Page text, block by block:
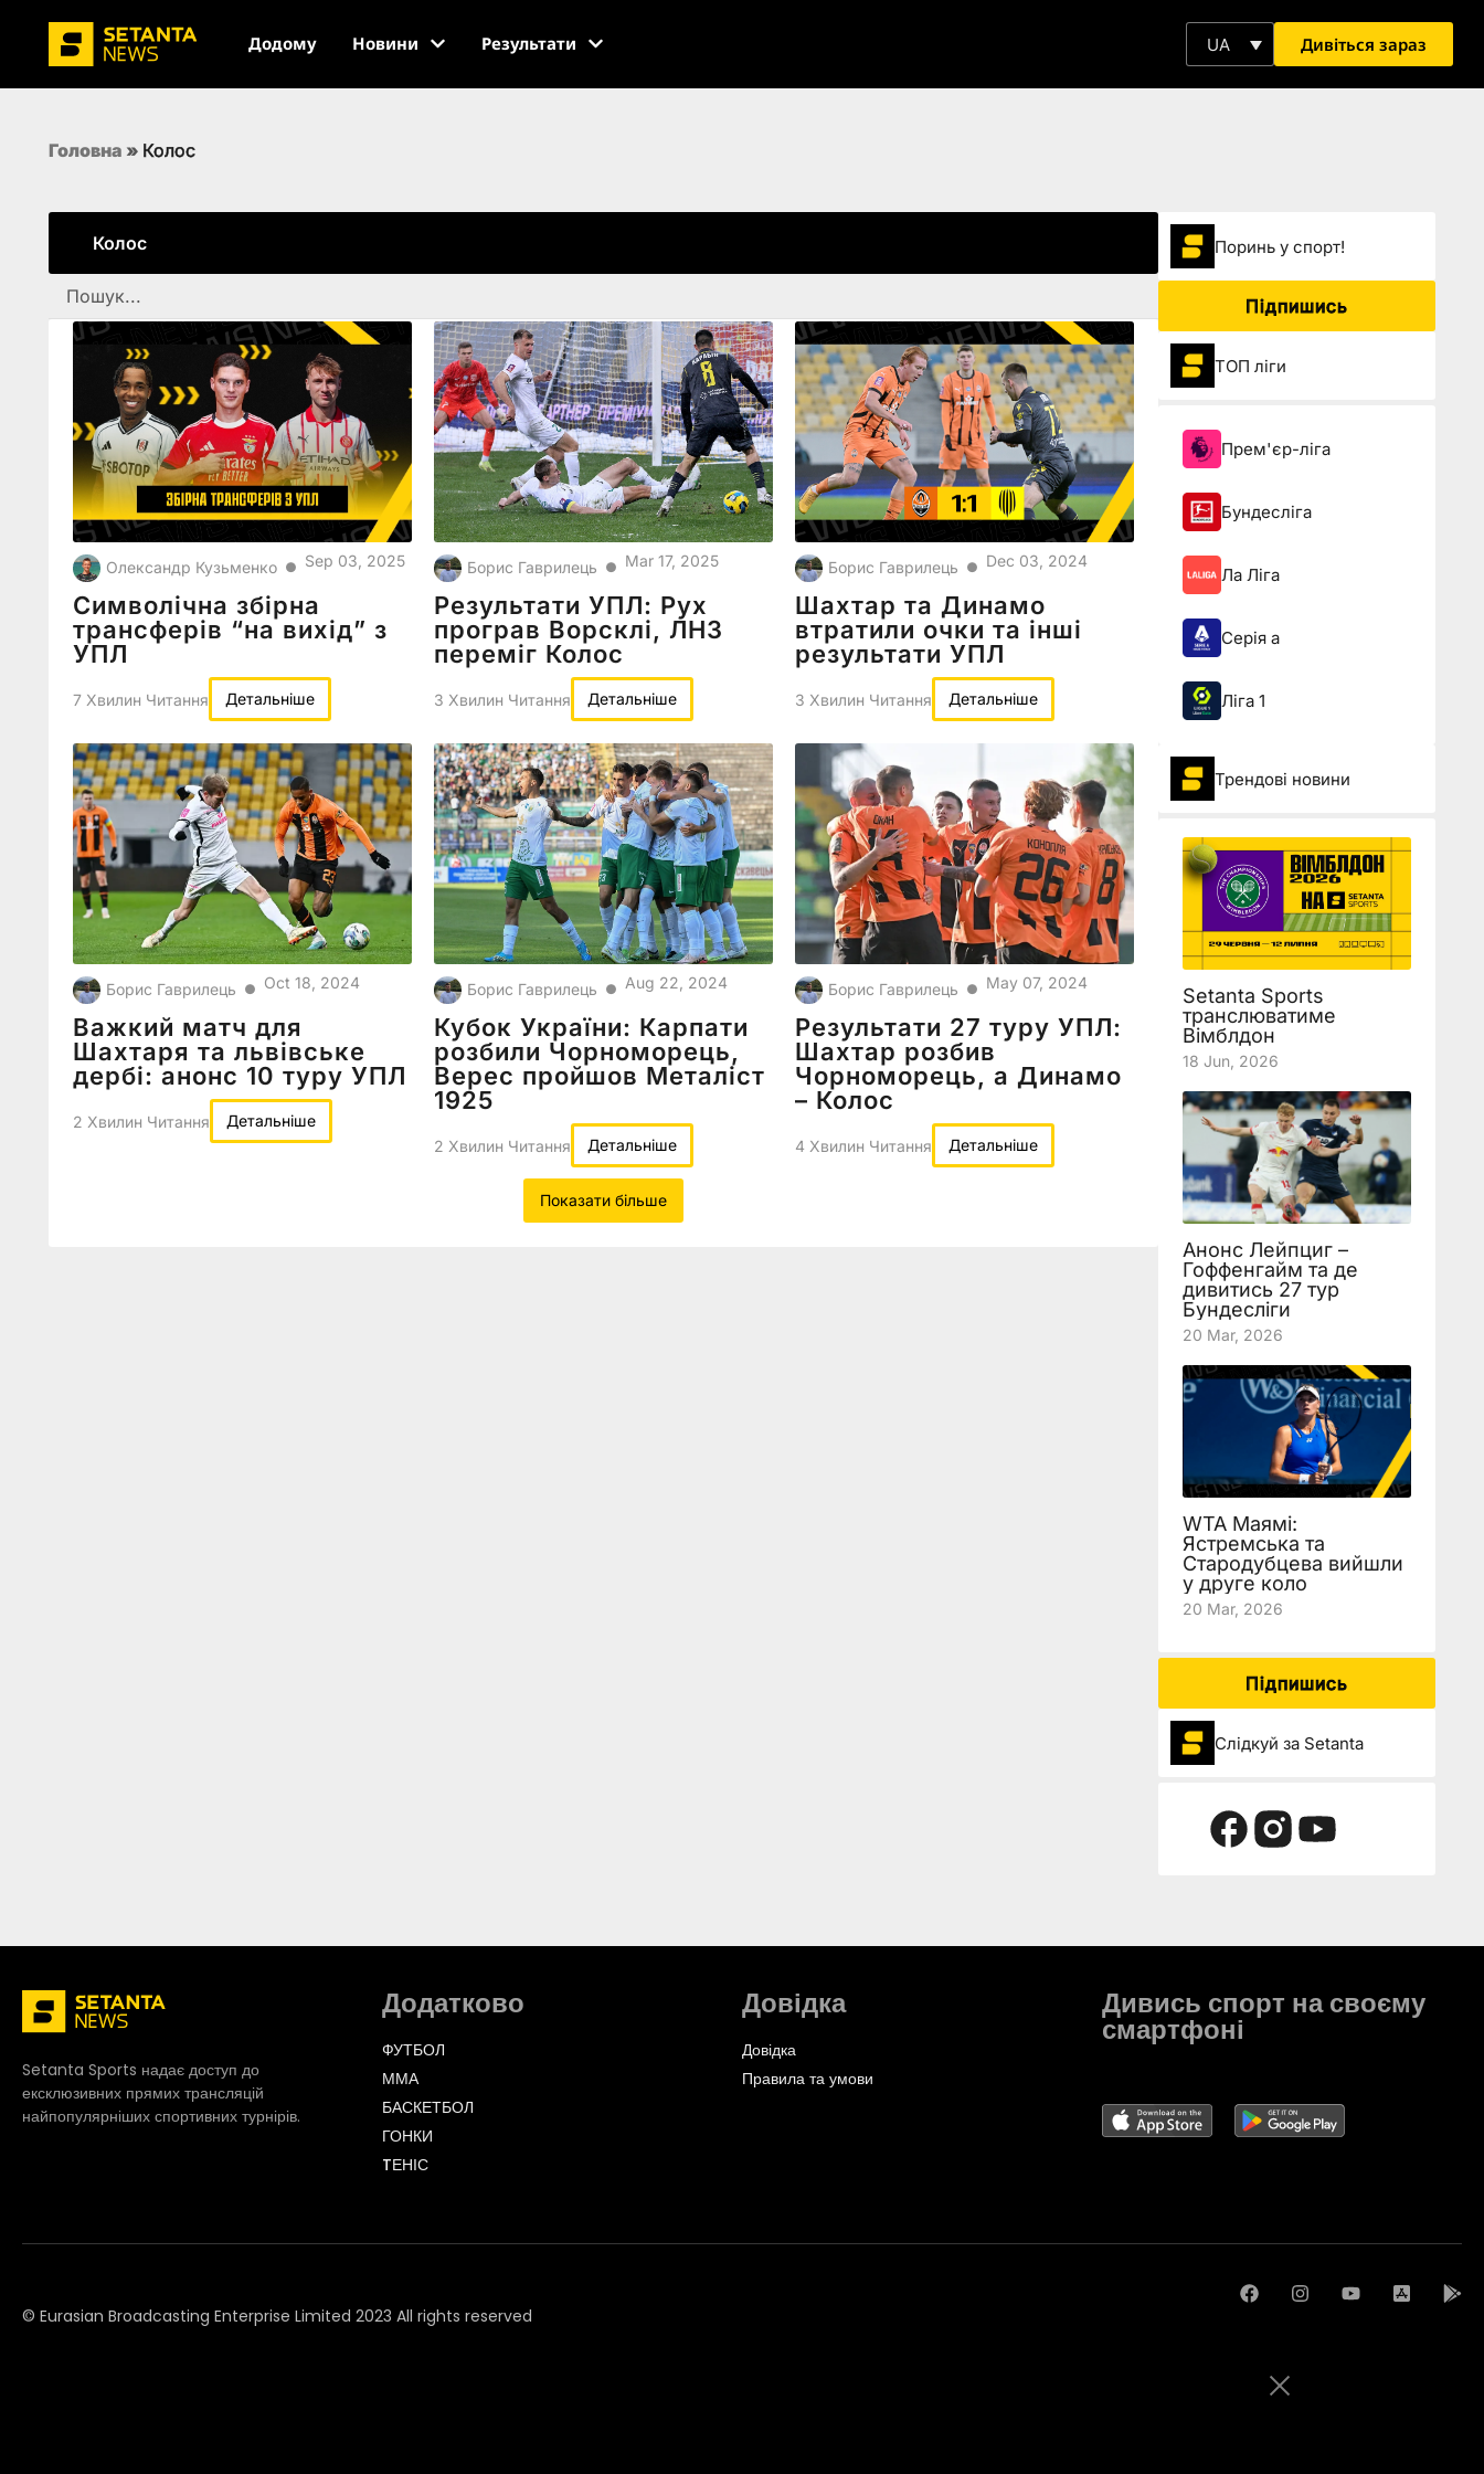
Додому Новини Результати UA Дивіться зараз
Головна » Колос
Колос
Олександр Кузьменко ● Sep 03, 2025
Символічна збірна
трансферів “на вихід” з
УПЛ
7 Хвилин Читання Детальніше
Борис Гаврилець ● Mar 17, 2025
Результати УПЛ: Рух
програв Ворсклі, ЛНЗ
переміг Колос
3 Хвилин Читання Детальніше
Борис Гаврилець ● Dec 03, 2024
Шахтар та Динамо
втратили очки та інші
результати УПЛ
3 Хвилин Читання Детальніше
Борис Гаврилець ● Oct 18, 2024
Важкий матч для
Шахтаря та львівське
дербі: анонс 10 туру УПЛ
2 Хвилин Читання Детальніше
Борис Гаврилець ● Aug 22, 2024
Кубок України: Карпати
розбили Чорноморець,
Верес пройшов Металіст
1925
2 Хвилин Читання Детальніше
Борис Гаврилець ● May 07, 2024
Результати 27 туру УПЛ:
Шахтар розбив
Чорноморець, а Динамо
– Колос
4 Хвилин Читання Детальніше
Показати більше
Поринь у спорт!
Підпишись
ТОП ліги
Прем'єр-ліга
Бундесліга
Ла Ліга
Серія а
Ліга 1
Трендові новини
Setanta Sports
транслюватиме
Вімблдон
18 Jun, 2026
Анонс Лейпциг –
Гоффенгайм та де
дивитись 27 тур
Бундесліги
20 Mar, 2026
WTA Маямі:
Ястремська та
Стародубцева вийшли
у друге коло
20 Mar, 2026
Підпишись
Слідкуй за Setanta
Setanta Sports надає доступ до
ексклюзивних прямих трансляцій
найпопулярніших спортивних турнірів.
Додатково
ФУТБОЛ
ММА
БАСКЕТБОЛ
ГОНКИ
TЕНІС
Довідка
Довідка
Правила та умови
Дивись спорт на своєму
смартфоні
© Eurasian Broadcasting Enterprise Limited 2023 All rights reserved